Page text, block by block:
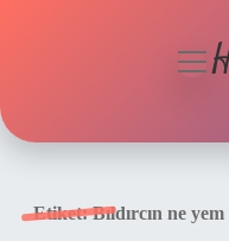
Etiket:Bıldırcın ne